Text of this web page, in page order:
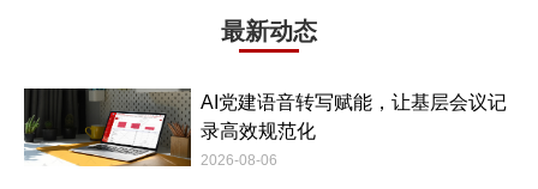
最新动态
AI党建语音转写赋能，让基层会议记
录高效规范化
2026-08-06